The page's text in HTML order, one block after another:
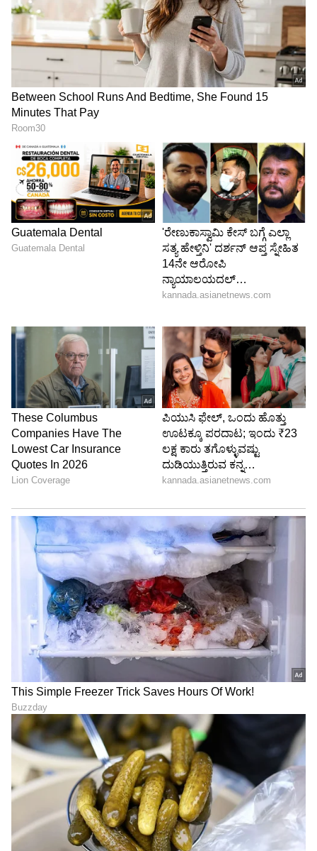
4
4
ಕೆಆರ್ ಸರ್ಕಲ್ ಭಾಗದಲ್ಲಿ ದೊಡ್ಡಮಟ್ಟದ ಟ್ರಾಫಿಕ್
ಈ ಅಂಡರ್‌ಪಾಸ್‌ ಬಂದ್ ಆಗೋದರಿಂದ ಕೆಆರ್ ಸರ್ಕಲ್
ಭಾಗದಲ್ಲಿ ದೊಡ್ಡಮಟ್ಟದ ಟ್ರಾಫಿಕ್ ಜಾಮ್ ಉಂಟಾಗುತ್ತಿತ್ತು.
ವಿಧಾನಸೌಧದಿಂದ ಕಾರ್ಪೋರೇಷನ್ ಮಾರ್ಗವಾಗಿ ಚಲಿಸಲು
ಅಂಡರ್‌ಪಾಸ್ ನೆರವಾಗುತ್ತಿತ್ತು. ಪ್ರತಿಬಾರಿ ಮಳೆ ಬಂದಾಗಲೂ
ಅಂಡರ್‌ಪಾಸ್ ಕ್ಲೋಸ್ ಮಾಡಲಾಗುತ್ತಿತ್ತು.
🚧 ಕೆ.ಆರ್. ಸರ್ಕಲ್ ಅಂಡರ್‌ಪಾಸ್‌ನಲ್ಲಿ ನೀರು
ನಿಲ್ಲುವಿಕೆ ತಡೆಗೆ 900 ಮಿ.ಮೀ ಹ್ಯೂಮ್ ಪೈಪ್
ಅಳವಡಿಕೆ 🚧
ಬೆಂಗಳೂರು ಕೇಂದ್ರ ನಗರ ಪಾಲಿಕೆ ವ್ಯಾಪ್ತಿಯ
ಶಿವಾಜಿನಗರ ವಿಭಾಗದ ಕೆ.ಆರ್. ಸರ್ಕಲ್
ಅಂಡರ್‌ಪಾಸ್‌ನಿಂದ ಬೃಹತ್‌ ನೀರುಗಾಲುವೆ
(SWD) ಸಂಪರ್ಕದವರೆಗೆ ಮಳೆನೀರು ಸರಾಗವಾಗಿ
ಹರಿದು ನೀರು ನಿಲ್ಲುವಿಕೆ ಸಮಸ್ಯೆಯನ್ನು
ತಡೆಗಟ್ಟುವ…
pic.twitter.com/9SKCcxsuTK
— Greater Bengaluru Authority
(@GBA_office)June 2, 2026
LATEST VIDEOS